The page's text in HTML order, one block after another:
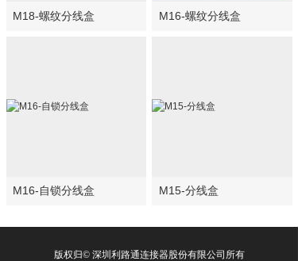
M18-螺纹分线盒 M16-螺纹分线盒
M16-自锁分线盒 M15-分线盒
版权归© 深圳利路通连接器股份有限公司所有